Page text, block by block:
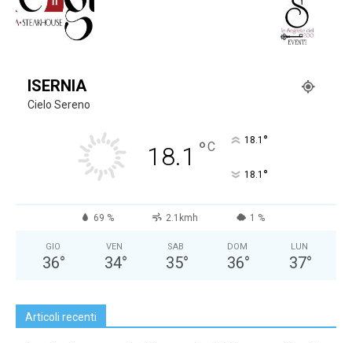
ISERNIA
Cielo Sereno
18.1 °C 18.1 °
18.1 °
69 % 2.1kmh 1 %
GIO
36°
VEN
34°
SAB
35°
DOM
36°
LUN
37°
Articoli recenti